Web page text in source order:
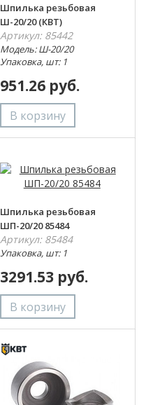
Шпилька резьбовая
Ш-20/20 (КВТ)
Артикул: 85442
Модель: Ш-20/20
Упаковка, шт: 1
951.26 руб.
Шпилька резьбовая
ШП-20/20 85484
Артикул: 85484
Упаковка, шт: 1
3291.53 руб.